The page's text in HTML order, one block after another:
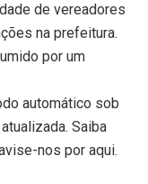
de vereadores
na prefeitura.
por um
automático sob
Saiba
nos por aqui.